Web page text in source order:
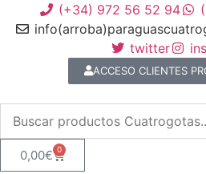
(+34) 972 56 52 94
twitter
ACCESO CLIENTES
0,00€ 0